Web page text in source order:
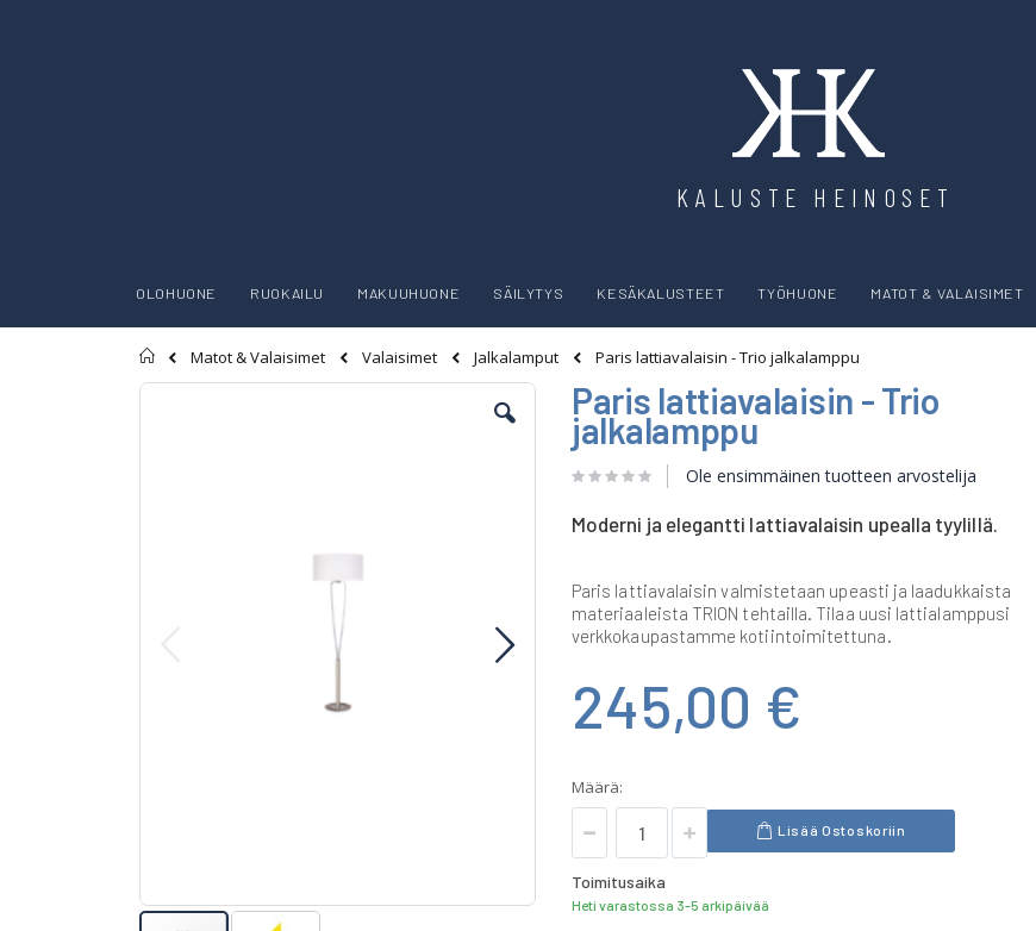
KALUSTE HEINOSET
OLOHUONE RUOKAILU MAKUUHUONE SÄILYTYS KESÄKALUSTEET TYÖHUONE MATOT & VALAISIMET
Etusivu
Matot & Valaisimet Valaisimet Jalkalamput
Paris lattiavalaisin - Trio jalkalamppu
Skip
Paris lattiavalaisin - Trio
jalkalamppu
Ole ensimmäinen tuotteen arvostelija
Moderni ja elegantti lattiavalaisin upealla tyylillä.
Paris lattiavalaisin valmistetaan upeasti ja laadukkaista
materiaaleista TRION tehtailla. Tilaa uusi lattialamppusi
verkkokaupastamme kotiintoimitettuna.
245,00 €
Määrä:
Lisää Ostoskoriin
Toimitusaika
Heti varastossa 3-5 arkipäivää